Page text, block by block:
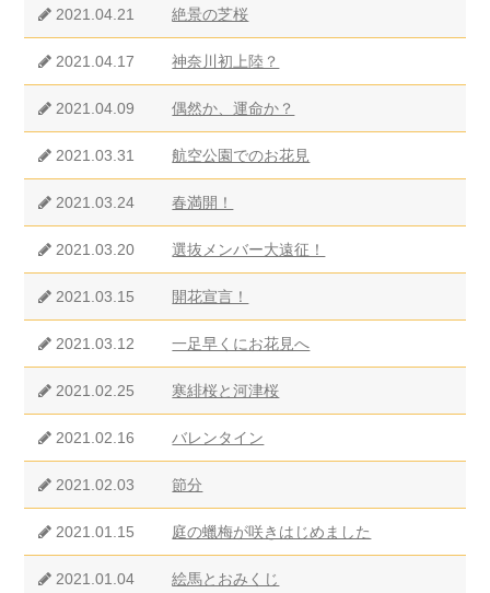
2021.04.21 絶景の芝桜
2021.04.17 神奈川初上陸？
2021.04.09 偶然か、運命か？
2021.03.31 航空公園でのお花見
2021.03.24 春満開！
2021.03.20 選抜メンバー大遠征！
2021.03.15 開花宣言！
2021.03.12 一足早くにお花見へ
2021.02.25 寒緋桜と河津桜
2021.02.16 バレンタイン
2021.02.03 節分
2021.01.15 庭の蠟梅が咲きはじめました
2021.01.04 絵馬とおみくじ